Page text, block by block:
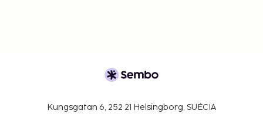
Kungsgatan 6, 252 21 Helsingborg, SUÉCIA